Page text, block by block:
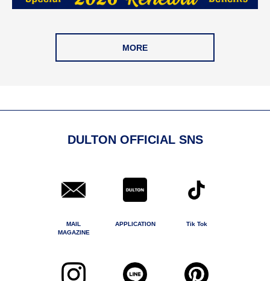
MORE
DULTON OFFICIAL SNS
MAIL
MAGAZINE
APPLICATION Tik Tok